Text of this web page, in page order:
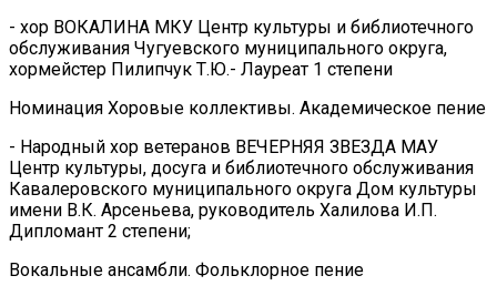
- хор ВОКАЛИНА МКУ Центр культуры и библиотечного
обслуживания Чугуевского муниципального округа,
хормейстер Пилипчук Т.Ю.- Лауреат 1 степени
Номинация Хоровые коллективы. Академическое пение
- Народный хор ветеранов ВЕЧЕРНЯЯ ЗВЕЗДА МАУ
Центр культуры, досуга и библиотечного обслуживания
Кавалеровского муниципального округа Дом культуры
имени В.К. Арсеньева, руководитель Халилова И.П.
Дипломант 2 степени;
Вокальные ансамбли. Фольклорное пение